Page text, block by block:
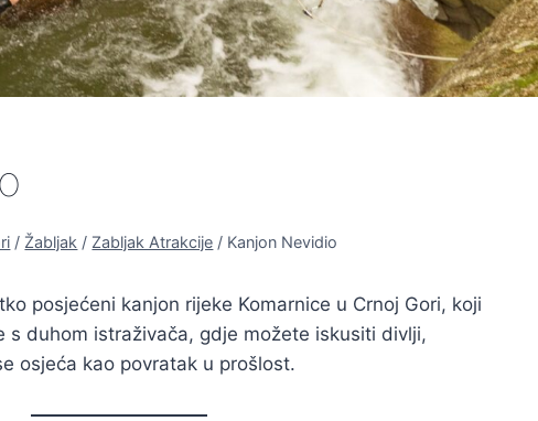
/ Žabljak / Zabljak Atrakcije / Kanjon Nevidio
posjećeni kanjon rijeke Komarnice u Crnoj Gori, koji
s duhom istraživača, gdje možete iskusiti divlji,
osjeća kao povratak u prošlost.